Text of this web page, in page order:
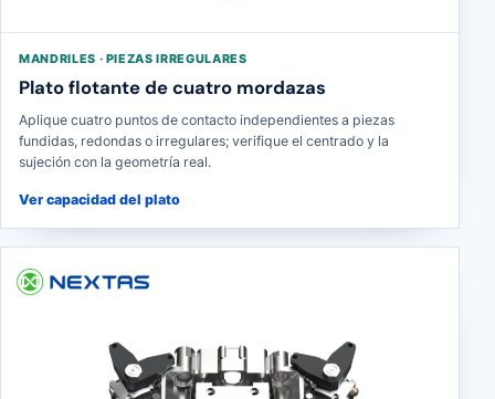
MANDRILES · PIEZAS IRREGULARES
Plato flotante de cuatro mordazas
Aplique cuatro puntos de contacto independientes a piezas
fundidas, redondas o irregulares; verifique el centrado y la
sujeción con la geometría real.
Ver capacidad del plato